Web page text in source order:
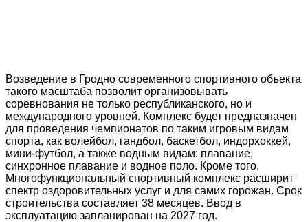
Возведение в Гродно современного спортивного объекта
такого масштаба позволит организовывать
соревнования не только республиканского, но и
международного уровней. Комплекс будет предназначен
для проведения чемпионатов по таким игровым видам
спорта, как волейбол, гандбол, баскетбол, индорхоккей,
мини-футбол, а также водным видам: плавание,
синхронное плавание и водное поло. Кроме того,
Многофункциональный спортивный комплекс расширит
спектр оздоровительных услуг и для самих горожан. Срок
строительства составляет 38 месяцев. Ввод в
эксплуатацию запланирован на 2027 год.